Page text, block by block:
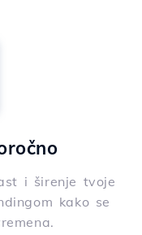
i širenje tvoje
kako se